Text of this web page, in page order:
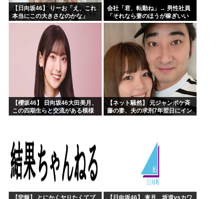
【日向坂46】 りーお「え、これ
本当にこの大きさなのかな」
【藤嶌果歩 1st写真集】
会社「君、転勤ね」→ 男性社員
「それなら妻のほうが稼ぎいい
んで辞めます」⇒ 結果・・・
【櫻坂46】 日向坂46大田美月、
この四期生らと交流がある模様
【ネット騒然】 元ジャンポケ斉
藤の妻、夫の求刑7年翌日にイン
【悲報】 とにかくヤりたくてブ 【日向坂46】 来月、坂道vsカワ